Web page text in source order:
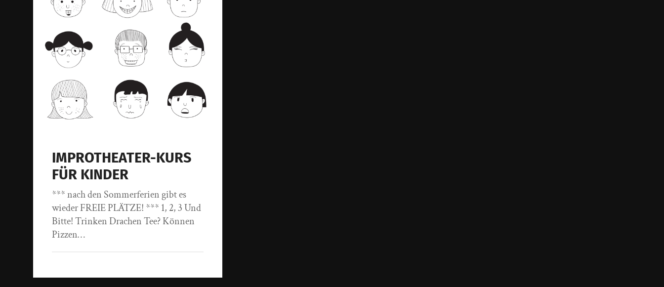
IMPROTHEATER-KURS
FÜR KINDER
*** nach den Sommerferien gibt es
wieder FREIE PLÄTZE! *** 1, 2, 3 Und
Bitte! Trinken Drachen Tee? Können
Pizzen…